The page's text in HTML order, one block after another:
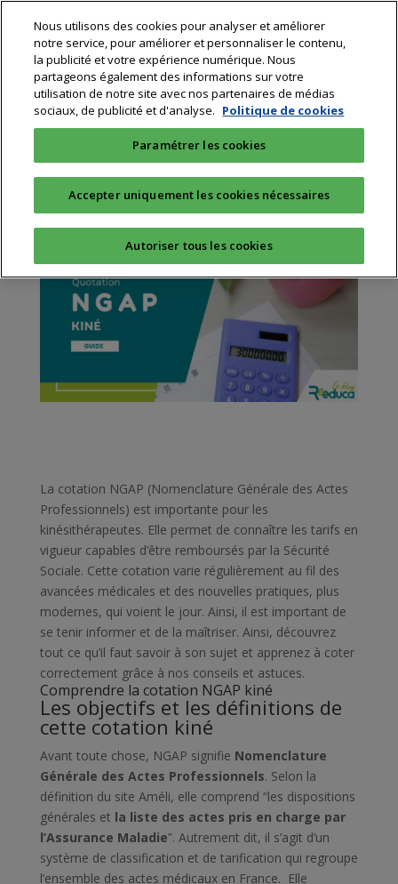
Cotation Ngap Kiné : le
guide pratique (2024)
Rééduca Paris|Juin 22, 2023|Quotidien|0
commentaires
La cotation NGAP (Nomenclature Générale des Actes
Professionnels) est importante pour les
kinésithérapeutes. Elle permet de connaître les tarifs en
vigueur capables d’être remboursés par la Sécurité
Sociale. Cette cotation varie régulièrement au fil des
avancées médicales et des nouvelles pratiques, plus
modernes, qui voient le jour. Ainsi, il est important de
se tenir informer et de la maîtriser. Ainsi, découvrez
tout ce qu’il faut savoir à son sujet et apprenez à coter
correctement grâce à nos conseils et astuces.
Comprendre la cotation NGAP kiné
Les objectifs et les définitions de
cette cotation kiné
Avant toute chose, NGAP signifie Nomenclature
Générale des Actes Professionnels. Selon la
définition du site Améli, elle comprend “les dispositions
générales et la liste des actes pris en charge par
l’Assurance Maladie”. Autrement dit, il s’agit d’un
système de classification et de tarification qui regroupe
l’ensemble des actes médicaux en France. Elle
Nous utilisons des cookies pour analyser et améliorer
notre service, pour améliorer et personnaliser le contenu,
la publicité et votre expérience numérique. Nous
partageons également des informations sur votre
utilisation de notre site avec nos partenaires de médias
sociaux, de publicité et d'analyse. Politique de cookies
Paramétrer les cookies
Accepter uniquement les cookies nécessaires
Autoriser tous les cookies